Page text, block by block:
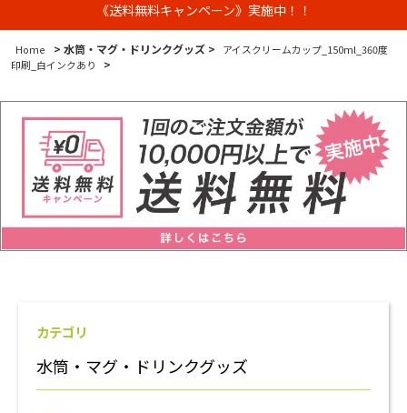
《送料無料キャンペーン》実施中！！
Home > 水筒・マグ・ドリンクグッズ >
アイスクリームカップ_150ml_360度
印刷_白インクあり
>
カテゴリ
水筒・マグ・ドリンクグッズ